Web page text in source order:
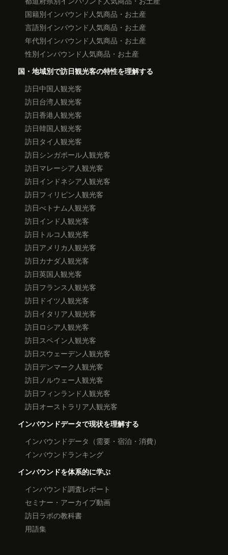
国籍別インバウンド人気商品・お土産
言語別インバウンド人気商品・お土産
年代別インバウンド人気商品・お土産
性別インバウンド人気商品・お土産
国・地域別で訪日観光客の特性を理解する
訪日中国人観光客
訪日台湾人観光客
訪日香港人観光客
訪日韓国人観光客
訪日タイ人観光客
訪日シンガポール人観光客
訪日マレーシア人観光客
訪日インドネシア人観光客
訪日フィリピン人観光客
訪日べトナム人観光客
訪日インド人観光客
訪日トルコ人観光客
訪日アメリカ人観光客
訪日カナダ人観光客
訪日英国人観光客
訪日フランス人観光客
訪日ドイツ人観光客
訪日イタリア人観光客
訪日ロシア人観光客
訪日スペイン人観光客
訪日スウェーデン人観光客
訪日デンマーク人観光客
訪日ノルウェー人観光客
訪日フィンランド人観光客
訪日オーストラリア人観光客
インバウンドデータで現状を理解する
インバウンドデータ（需要・宿泊・消費）
インバウンドランキング
インバウンドを体系的に学ぶ
インバウンド調査レポート
セミナー・アーカイブ動画
訪日ラボの教科書
用語集